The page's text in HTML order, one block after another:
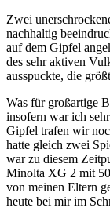
Zwei
nachhaltig
auf dem Gipfel
des sehr aktiven
ausspuckte, die
Was für großartige
insofern war ich
Gipfel trafen wir
hatte gleich zwei
war zu diesem
Minolta XG 2 mit
von meinen Eltern
heute bei mir im